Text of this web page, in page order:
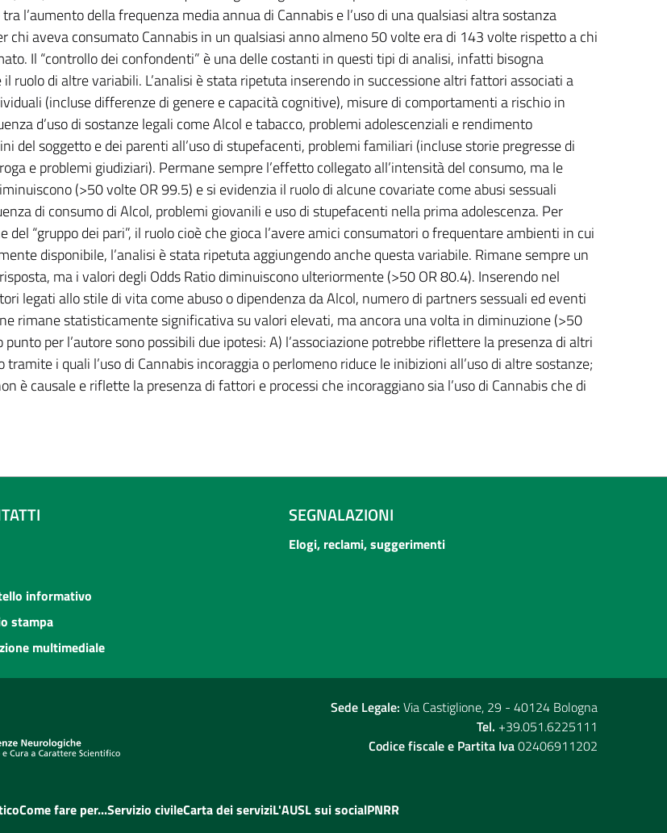
l’aumento della frequenza media annua di Cannabis e l’uso di una qualsiasi altra sostanza
chi aveva consumato Cannabis in un qualsiasi anno almeno 50 volte era di 143 volte rispetto a chi
Il “controllo dei confondenti” è una delle costanti in questi tipi di analisi, infatti bisogna
ruolo di altre variabili. L’analisi è stata ripetuta inserendo in successione altri fattori associati a
(incluse differenze di genere e capacità cognitive), misure di comportamenti a rischio in
d’uso di sostanze legali come Alcol e tabacco, problemi adolescenziali e rendimento
del soggetto e dei parenti all’uso di stupefacenti, problemi familiari (incluse storie pregresse di
e problemi giudiziari). Permane sempre l’effetto collegato all’intensità del consumo, ma le
(>50 volte OR 99.5) e si evidenzia il ruolo di alcune covariate come abusi sessuali
di consumo di Alcol, problemi giovanili e uso di stupefacenti nella prima adolescenza. Per
del “gruppo dei pari”, il ruolo cioè che gioca l’avere amici consumatori o frequentare ambienti in cui
disponibile, l’analisi è stata ripetuta aggiungendo anche questa variabile. Rimane sempre un
ma i valori degli Odds Ratio diminuiscono ulteriormente (>50 OR 80.4). Inserendo nel
legati allo stile di vita come abuso o dipendenza da Alcol, numero di partners sessuali ed eventi
rimane statisticamente significativa su valori elevati, ma ancora una volta in diminuzione (>50
punto per l’autore sono possibili due ipotesi: A) l’associazione potrebbe riflettere la presenza di altri
tramite i quali l’uso di Cannabis incoraggia o perlomeno riduce le inibizioni all’uso di altre sostanze;
è causale e riflette la presenza di fattori e processi che incoraggiano sia l’uso di Cannabis che di
informativo
stampa
multimediale
SEGNALAZIONI
Elogi, reclami, suggerimenti
Sede Legale: Via Castiglione, 29 - 40124 Bologna
Tel. +39.051.6225111
Codice fiscale e Partita Iva02406911202
Come fare per...Servizio civileCarta dei serviziL'AUSL sui socialPNRR